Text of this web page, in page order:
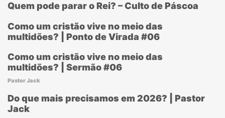
Quem pode parar o Rei? – Culto de Páscoa
Como um cristão vive no meio das
multidões? | Ponto de Virada #06
Como um cristão vive no meio das
multidões? | Sermão #06
Pastor Jack
Do que mais precisamos em 2026? | Pastor
Jack